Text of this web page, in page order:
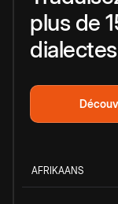
plus de
dialectes
AFRIKAANS